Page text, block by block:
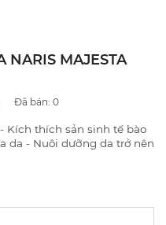
NARIS MAJESTA
Đã bán: 0
Kích thích sản sinh tế bào
da - Nuôi dưỡng da trở nên